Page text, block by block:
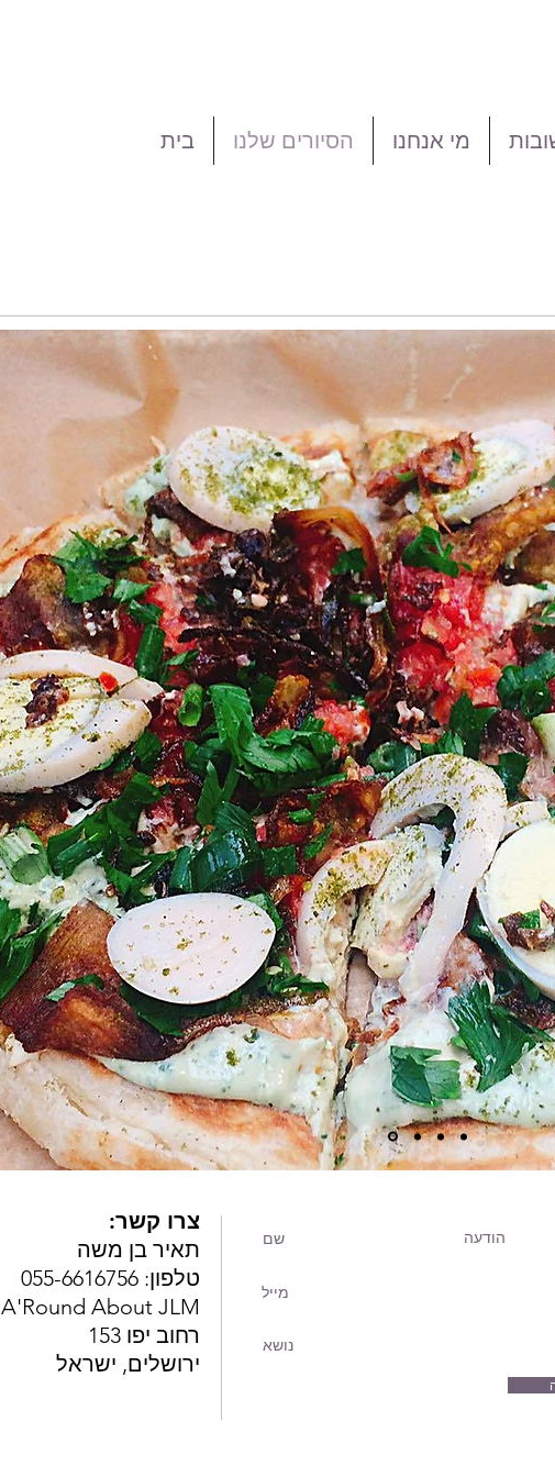
בית הסיורים שלנו מי אנחנו
צרו קשר:
תאיר בן משה
טלפון: 055-6616756
A'Round About JLM
רחוב יפו 153
ירושלים, ישראל